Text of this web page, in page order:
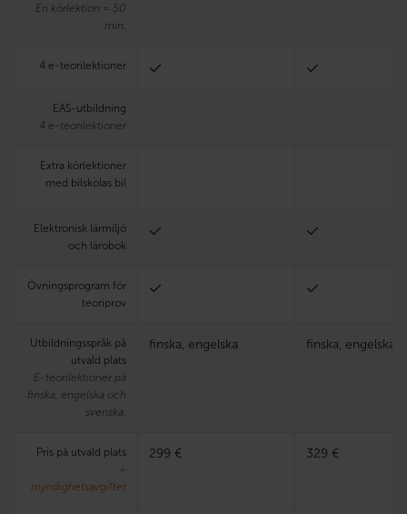
En körlektion = 50
min.
4 e-teorilektioner
EAS-utbildning
4 e-teorilektioner
Extra körlektioner
med bilskolas bil
Elektronisk lärmiljö
och lärobok
Övningsprogram för
teoriprov
Utbildningsspråk på
utvald plats
E-teorilektioner på
finska, engelska och
svenska.
finska, engelska finska, engelska
Pris på utvald plats
+
myndighetsavgifter
299 € 329 €